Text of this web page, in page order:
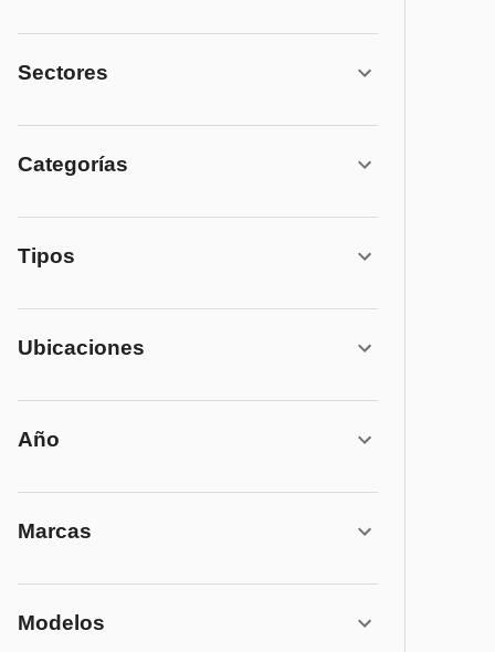
Sectores
Categorías
Tipos
Ubicaciones
Año
Marcas
Modelos